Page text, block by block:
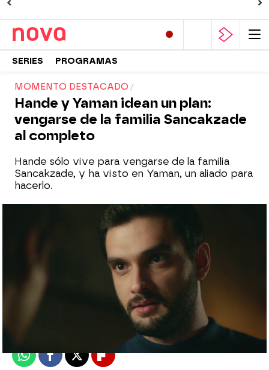
SERIES PROGRAMAS
MOMENTO DESTACADO
Hande y Yaman idean un plan:
vengarse de la familia Sancakzade
al completo
Hande sólo vive para vengarse de la familia
Sancakzade, y ha visto en Yaman, un aliado para
hacerlo.
Nova
08 de julio de 2023, 23:48
WhatsappFacebook
X Flipboard